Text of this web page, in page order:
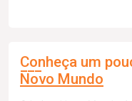
Conheça um
Novo Mundo